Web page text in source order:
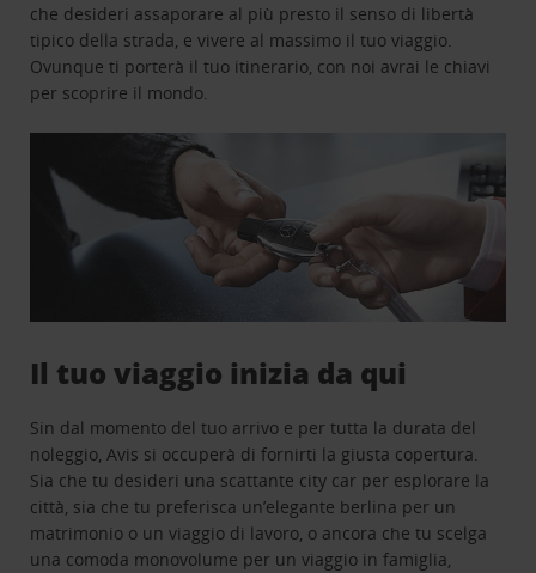
che desideri assaporare al più presto il senso di libertà
tipico della strada, e vivere al massimo il tuo viaggio.
Ovunque ti porterà il tuo itinerario, con noi avrai le chiavi
per scoprire il mondo.
Il tuo viaggio inizia da qui
Sin dal momento del tuo arrivo e per tutta la durata del
noleggio, Avis si occuperà di fornirti la giusta copertura.
Sia che tu desideri una scattante city car per esplorare la
città, sia che tu preferisca un’elegante berlina per un
matrimonio o un viaggio di lavoro, o ancora che tu scelga
una comoda monovolume per un viaggio in famiglia,